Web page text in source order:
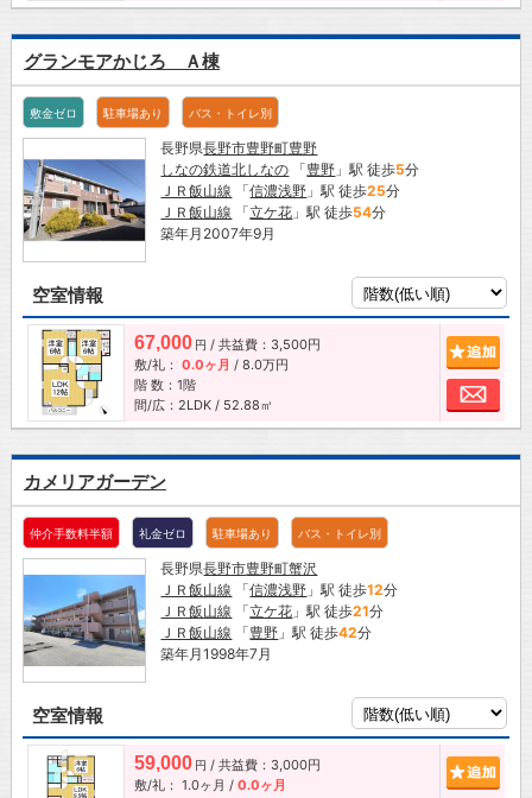
グランモアかじろ Ａ棟
敷金ゼロ 駐車場あり バス・トイレ別
長野県長野市豊野町豊野
しなの鉄道北しなの 「豊野 」駅 徒歩5分
ＪＲ飯山線 「信濃浅野 」駅 徒歩25分
ＪＲ飯山線 「立ケ花 」駅 徒歩54分
築年月2007年9月
空室情報
67,000 円 / 共益費：3,500円
敷/礼： 0.0ヶ月 / 8.0万円
階 数：1階
間/広：2LDK / 52.88㎡
お
カメリアガーデン
仲介手数料半額 礼金ゼロ 駐車場あり バス・トイレ別
長野県長野市豊野町蟹沢
ＪＲ飯山線 「信濃浅野 」駅 徒歩12分
ＪＲ飯山線 「立ケ花 」駅 徒歩21分
ＪＲ飯山線 「豊野 」駅 徒歩42分
築年月1998年7月
空室情報
59,000 円 / 共益費：3,000円
敷/礼： 1.0ヶ月 / 0.0ヶ月